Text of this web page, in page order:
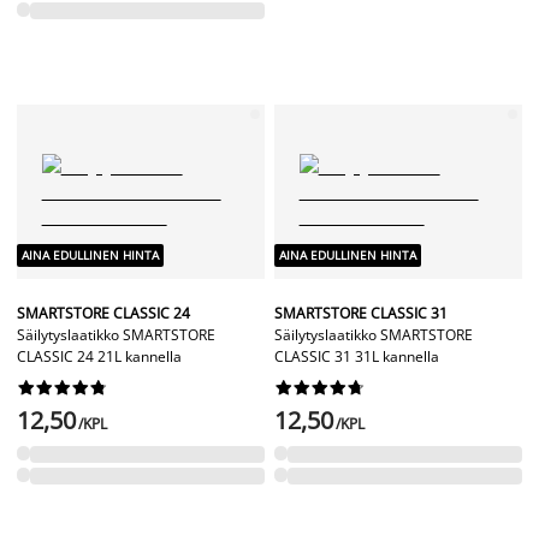
AINA EDULLINEN HINTA
SMARTSTORE CLASSIC 24
Säilytyslaatikko SMARTSTORE
CLASSIC 24 21L kannella






12,50/KPL
AINA EDULLINEN HINTA
SMARTSTORE CLASSIC 31
Säilytyslaatikko SMARTSTORE
CLASSIC 31 31L kannella






12,50/KPL